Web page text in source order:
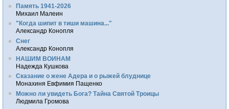
Память 1941-2026
Михаил Малеин
"Когда шипит в тиши машина..."
Александр Конопля
Снег
Александр Конопля
НАШИМ ВОИНАМ
Надежда Кушкова
Сказание о жене Адера и о рыжей блуднице
Монахиня Евфимия Пащенко
Можно ли увидеть Бога? Тайна Святой Троицы
Людмила Громова